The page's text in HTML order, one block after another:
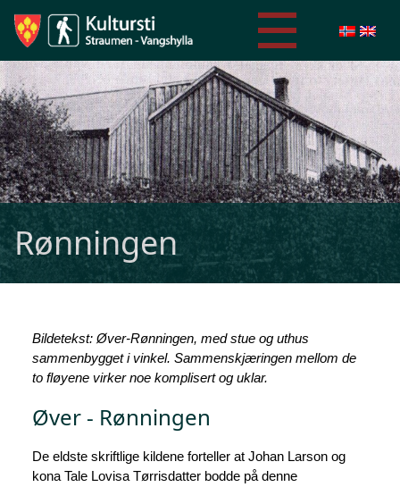
Rønningen
Bildetekst: Øver-Rønningen, med stue og uthus
sammenbygget i vinkel. Sammenskjæringen mellom de
to fløyene virker noe komplisert og uklar.
Øver - Rønningen
De eldste skriftlige kildene forteller at Johan Larson og
kona Tale Lovisa Tørrisdatter bodde på denne